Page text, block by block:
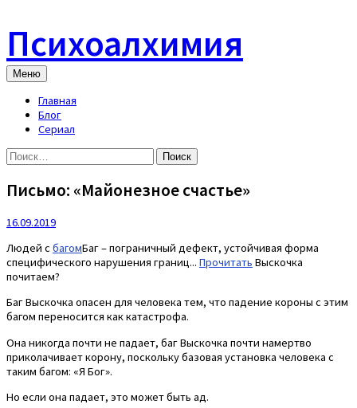
content
Психоалхимия
Меню
Главная
Блог
Сериал
Найти:
Письмо: «Майонезное счастье»
16.09.2019
Людей с багомБаг – пограничный дефект, устойчивая форма
специфического нарушения границ... Прочитать Выскочка
почитаем?
Баг Выскочка опасен для человека тем, что падение короны с этим
багом переносится как катастрофа.
Она никогда почти не падает, баг Выскочка почти намертво
приколачивает корону, поскольку базовая установка человека с
таким багом: «Я Бог».
Но если она падает, это может быть ад.